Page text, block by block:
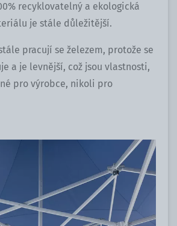
recyklovatelný a ekologická
je stále důležitější.
pracují se železem, protože se
a je levnější, což jsou vlastnosti,
pro výrobce, nikoli pro